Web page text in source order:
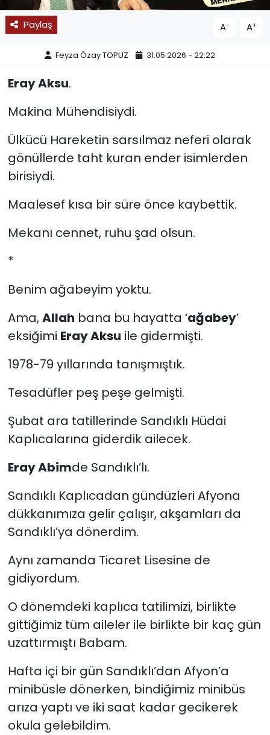
Paylaş A- A+
Feyza Özay TOPUZ 31.05.2026 - 22:22
Eray Aksu.
Makina Mühendisiydi.
Ülkücü Hareketin sarsılmaz neferi olarak
gönüllerde taht kuran ender isimlerden
birisiydi.
Maalesef kısa bir süre önce kaybettik.
Mekanı cennet, ruhu şad olsun.
*
Benim ağabeyim yoktu.
Ama,Allah bana bu hayatta ‘ağabey’
eksiğimi Eray Aksu ile gidermişti.
1978-79 yıllarında tanışmıştık.
Tesadüfler peş peşe gelmişti.
Şubat ara tatillerinde Sandıklı Hüdai
Kaplıcalarına giderdik ailecek.
Eray Abimde Sandıklı’lı.
Sandıklı Kaplıcadan gündüzleri Afyona
dükkanımıza gelir çalışır, akşamları da
Sandıklı’ya dönerdim.
Aynı zamanda Ticaret Lisesine de
gidiyordum.
O dönemdeki kaplıca tatilimizi, birlikte
gittiğimiz tüm aileler ile birlikte bir kaç gün
uzattırmıştı Babam.
Hafta içi bir gün Sandıklı’dan Afyon’a
minibüsle dönerken, bindiğimiz minibüs
arıza yaptı ve iki saat kadar gecikerek
okula gelebildim.
SPOR
11:11 MANŞET